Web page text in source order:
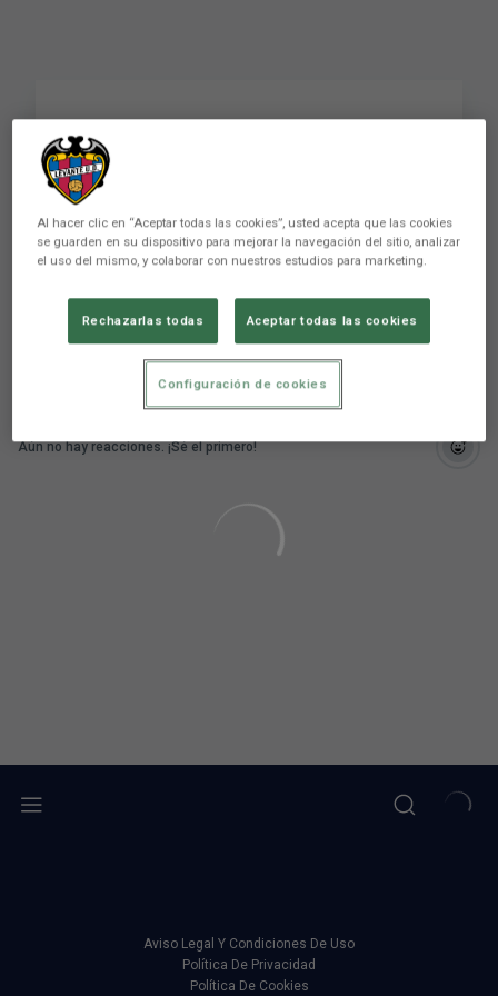
El escudo granota
rescatado de la DANA
Conviértete en miembro de este canal para
Aún no hay reacciones. ¡Sé el primero!
Aviso Legal Y Condiciones De Uso
Política De Privacidad
Política De Cookies
Al hacer clic en “Aceptar todas las cookies”, usted acepta que las cookies
se guarden en su dispositivo para mejorar la navegación del sitio, analizar
el uso del mismo, y colaborar con nuestros estudios para marketing.
Rechazarlas todas Aceptar todas las cookies
Configuración de cookies